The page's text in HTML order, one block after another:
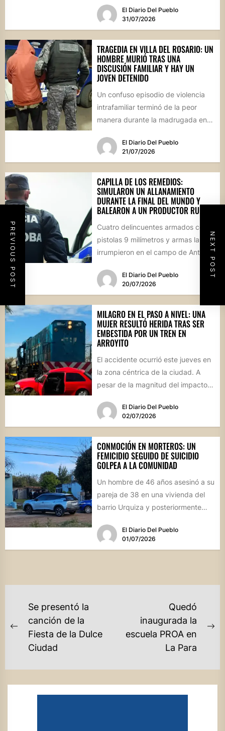
PREVIOUS POST NEXT POST
El Diario Del Pueblo
31/07/2026
TRAGEDIA EN VILLA DEL ROSARIO: UN
HOMBRE MURIÓ TRAS UNA
DISCUSIÓN FAMILIAR Y HAY UN
JOVEN DETENIDO
Un confuso episodio de violencia
intrafamiliar terminó de la peor
manera durante la madrugada en
El Diario Del Pueblo
21/07/2026
CAPILLA DE LOS REMEDIOS:
SIMULARON UN ALLANAMIENTO
DURANTE LA FINAL DEL MUNDO Y
BALEARON A UN PRODUCTOR RURAL
Cuatro delincuentes armados con
pistolas 9 milímetros y armas largas
irrumpieron en el campo de Antonio
El Diario Del Pueblo
20/07/2026
MILAGRO EN EL PASO A NIVEL: UNA
MUJER RESULTÓ HERIDA TRAS SER
EMBESTIDA POR UN TREN EN
ARROYITO
El accidente ocurrió este jueves en
la zona céntrica de la ciudad. A
pesar de la magnitud del impacto,
El Diario Del Pueblo
02/07/2026
CONMOCIÓN EN MORTEROS: UN
FEMICIDIO SEGUIDO DE SUICIDIO
GOLPEA A LA COMUNIDAD
Un hombre de 46 años asesinó a su
pareja de 38 en una vivienda del
barrio Urquiza y posteriormente
El Diario Del Pueblo
01/07/2026
NAVEGACIÓN
DE
ENTRADAS
Previous
post:
Se presentó la
canción de la
Fiesta de la Dulce
Ciudad
Quedó
inaugurada la
escuela PROA en
La Para